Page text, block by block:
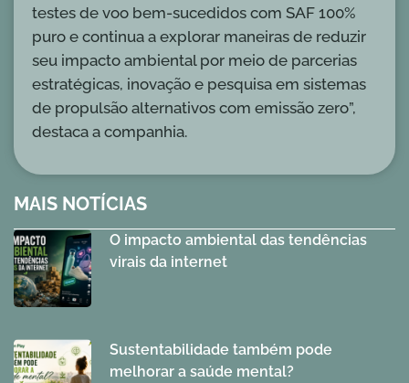
MAIS NOTÍCIAS
O impacto ambiental das tendências
virais da internet
Sustentabilidade também pode
melhorar a saúde mental?
testes de voo bem-sucedidos com SAF 100%
puro e continua a explorar maneiras de reduzir
seu impacto ambiental por meio de parcerias
estratégicas, inovação e pesquisa em sistemas
de propulsão alternativos com emissão zero”,
destaca a companhia.